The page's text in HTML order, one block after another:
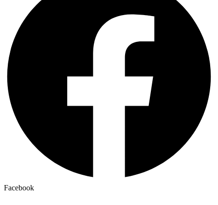
Facebook